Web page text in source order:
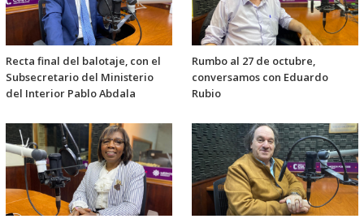
Recta final del balotaje, con el
Subsecretario del Ministerio
del Interior Pablo Abdala
Rumbo al 27 de octubre,
conversamos con Eduardo
Rubio